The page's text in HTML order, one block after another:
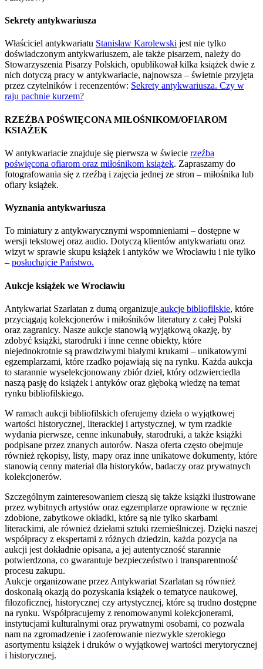
Sekrety antykwariusza
Właściciel antykwariatu Stanisław Karolewski jest nie tylko
doświadczonym antykwariuszem, ale także pisarzem, należy do
Stowarzyszenia Pisarzy Polskich, opublikował kilka książek dwie z
nich dotyczą pracy w antykwariacie, najnowsza – świetnie przyjęta
przez czytelników i recenzentów: Sekrety antykwariusza. Czy w
raju pachnie kurzem?
RZEŹBA POŚWIĘCONA MIŁOŚNIKOM/OFIAROM
KSIAŻEK
W antykwariacie znajduje się pierwsza w świecie rzeźba
poświęcona ofiarom oraz miłośnikom książek. Zapraszamy do
fotografowania się z rzeźbą i zajęcia jednej ze stron – miłośnika lub
ofiary książek.
Wyznania antykwariusza
To miniatury z antykwarycznymi wspomnieniami – dostępne w
wersji tekstowej oraz audio. Dotyczą klientów antykwariatu oraz
wizyt w sprawie skupu książek i antyków we Wrocławiu i nie tylko
– posłuchajcie Państwo.
Aukcje książek we Wrocławiu
Antykwariat Szarlatan z dumą organizuje aukcje bibliofilskie, które
przyciągają kolekcjonerów i miłośników literatury z całej Polski
oraz zagranicy. Nasze aukcje stanowią wyjątkową okazję, by
zdobyć książki, starodruki i inne cenne obiekty, które
niejednokrotnie są prawdziwymi białymi krukami – unikatowymi
egzemplarzami, które rzadko pojawiają się na rynku. Każda aukcja
to starannie wyselekcjonowany zbiór dzieł, który odzwierciedla
naszą pasję do książek i antyków oraz głęboką wiedzę na temat
rynku bibliofilskiego.
W ramach aukcji bibliofilskich oferujemy dzieła o wyjątkowej
wartości historycznej, literackiej i artystycznej, w tym rzadkie
wydania pierwsze, cenne inkunabuły, starodruki, a także książki
podpisane przez znanych autorów. Nasza oferta często obejmuje
również rękopisy, listy, mapy oraz inne unikatowe dokumenty, które
stanowią cenny materiał dla historyków, badaczy oraz prywatnych
kolekcjonerów.
Szczególnym zainteresowaniem cieszą się także książki ilustrowane
przez wybitnych artystów oraz egzemplarze oprawione w ręcznie
zdobione, zabytkowe okładki, które są nie tylko skarbami
literackimi, ale również dziełami sztuki rzemieślniczej. Dzięki naszej
współpracy z ekspertami z różnych dziedzin, każda pozycja na
aukcji jest dokładnie opisana, a jej autentyczność starannie
potwierdzona, co gwarantuje bezpieczeństwo i transparentność
procesu zakupu.
Aukcje organizowane przez Antykwariat Szarlatan są również
doskonałą okazją do pozyskania książek o tematyce naukowej,
filozoficznej, historycznej czy artystycznej, które są trudno dostępne
na rynku. Współpracujemy z renomowanymi kolekcjonerami,
instytucjami kulturalnymi oraz prywatnymi osobami, co pozwala
nam na zgromadzenie i zaoferowanie niezwykle szerokiego
asortymentu książek i druków o wyjątkowej wartości merytorycznej
i historycznej.